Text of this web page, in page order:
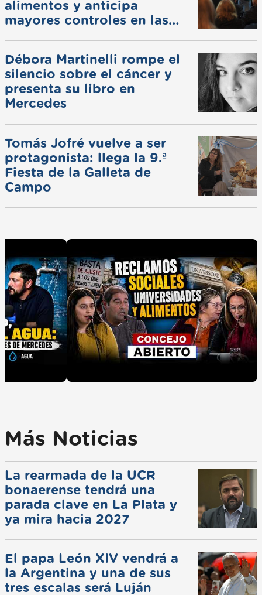
alimentos y anticipa
mayores controles en las
Débora Martinelli rompe el
silencio sobre el cáncer y
presenta su libro en
Mercedes
Tomás Jofré vuelve a ser
protagonista: llega la 9.ª
Fiesta de la Galleta de
Campo
Más Noticias
La rearmada de la UCR
bonaerense tendrá una
parada clave en La Plata y
ya mira hacia 2027
El papa León XIV vendrá a
la Argentina y una de sus
tres escalas será Luján